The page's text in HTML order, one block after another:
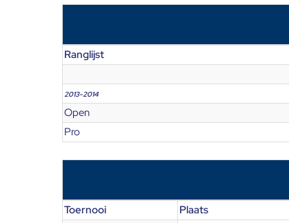
Ranglijst
2013-2014
Open
Pro
Toernooi Plaats